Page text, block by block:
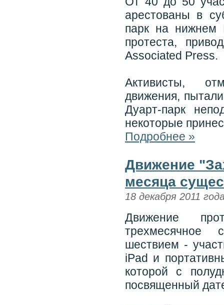
арестованы в
парк на нижнем
протеста,
Associated Press.
Активисты,
движения,
Дуарт-парк
некоторые
Подробнее »
Движение
месяца
18 декабря 2011
Движение
трехмесячное
шествием -
iPad и
которой с
посвященный